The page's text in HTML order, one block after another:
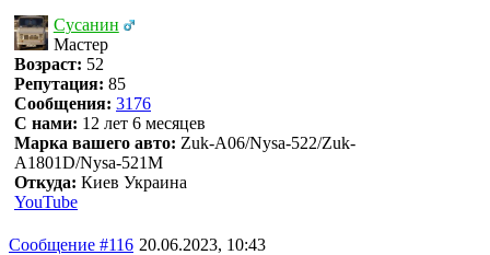
Сусанин
Мастер
Возраст: 52
Репутация: 85
Сообщения: 3176
С нами: 12 лет 6 месяцев
Марка вашего авто: Zuk-A06/Nysa-522/Zuk-
A1801D/Nysa-521M
Откуда: Киев Украина
YouTube
Сообщение #116 20.06.2023, 10:43